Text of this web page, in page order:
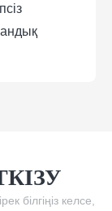
білгіңіз келсе,